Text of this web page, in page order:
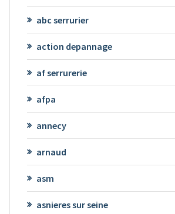
abc serrurier
action depannage
af serrurerie
afpa
annecy
arnaud
asm
asnieres sur seine